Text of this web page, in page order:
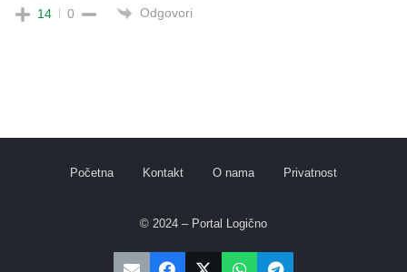
14 0 Odgovori
Početna Kontakt O nama Privatnost
© 2024 – Portal Logično